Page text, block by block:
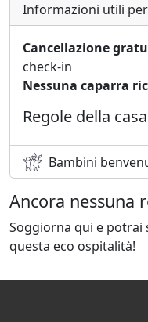
Informazioni utili
Cancellazione
check-in
Nessuna caparra
Regole della casa
Bambini
Ancora nessuna
Soggiorna qui e potrai
questa eco ospitalità!